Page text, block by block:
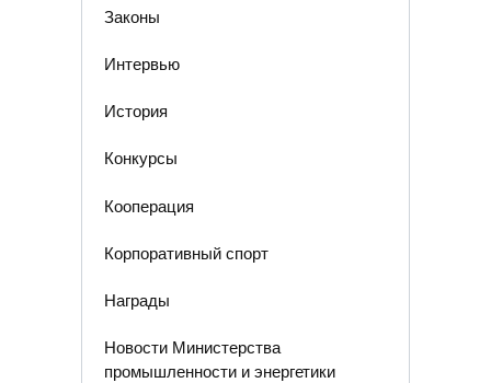
Законы
Интервью
История
Конкурсы
Кооперация
Корпоративный спорт
Награды
Новости Министерства
промышленности и энергетики